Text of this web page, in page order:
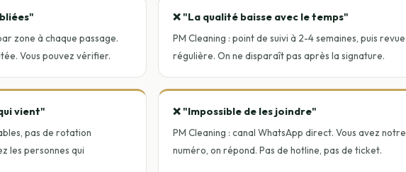
zone à chaque passage.
Vous pouvez vérifier.
❌ "La qualité baisse avec le temps"
PM Cleaning : point de suivi à 2-4 semaines, puis revue
régulière. On ne disparaît pas après la signature.
vient"
pas de rotation
les personnes qui
❌ "Impossible de les joindre"
PM Cleaning : canal WhatsApp direct. Vous avez notre
numéro, on répond. Pas de hotline, pas de ticket.